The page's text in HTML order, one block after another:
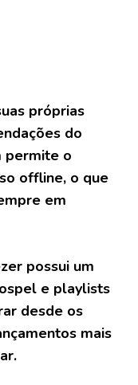
próprias
do
permite o
offline, o que
em
possui um
e playlists
desde os
mais